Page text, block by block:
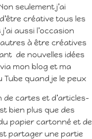
seulement j’ai
créative tous les
aussi l’occasion
autres à être créatives
de nouvelles idées
mon blog et ma
Tube quand je le peux
de cartes et d’articles-
bien plus que des
papier cartonné et de
partager une partie